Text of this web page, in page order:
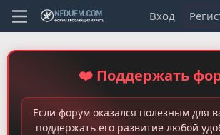
Вход
❤️ Поддержать
Если форум оказался полезным для
поддержать его развитие любой